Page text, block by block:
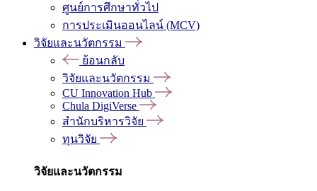
ศูนย์การศึกษาทั่วไป
การประเมินออนไลน์ (MCV)
วิจัยและนวัตกรรม
ย้อนกลับ
วิจัยและนวัตกรรม
CU Innovation Hub
Chula DigiVerse
สำนักบริหารวิจัย
ทุนวิจัย
วิจัยและนวัตกรรม